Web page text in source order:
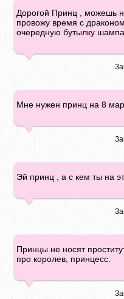
Дорогой Принц , можешь
провожу время с
очередную бутылку
Мне нужен принц на 8
Эй принц , а с кем ты на
Принцы не носят
про королев, принцесс.